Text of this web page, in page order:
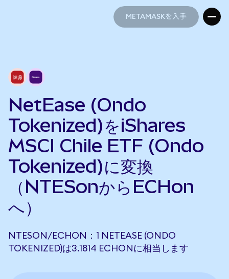
METAMASKを入手
NetEase (Ondo
Tokenized)をiShares
MSCI Chile ETF (Ondo
Tokenized)に変換
（NTESonからECHon
へ）
NTESON/ECHON：1 NETEASE (ONDO
TOKENIZED)は3.1814 ECHONに相当します